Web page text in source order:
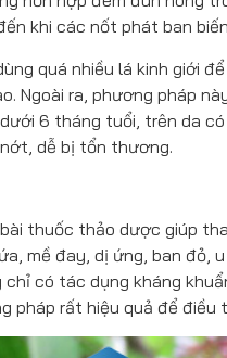
khi các nốt phát ban
quá nhiều lá kinh giới
Ngoài ra, phương pháp
6 tháng tuổi, trên da
dễ bị tổn thương.
thuốc thảo dược giúp
mề đay, dị ứng, ban đỏ,
chỉ có tác dụng kháng
pháp rất hiệu quả để điều